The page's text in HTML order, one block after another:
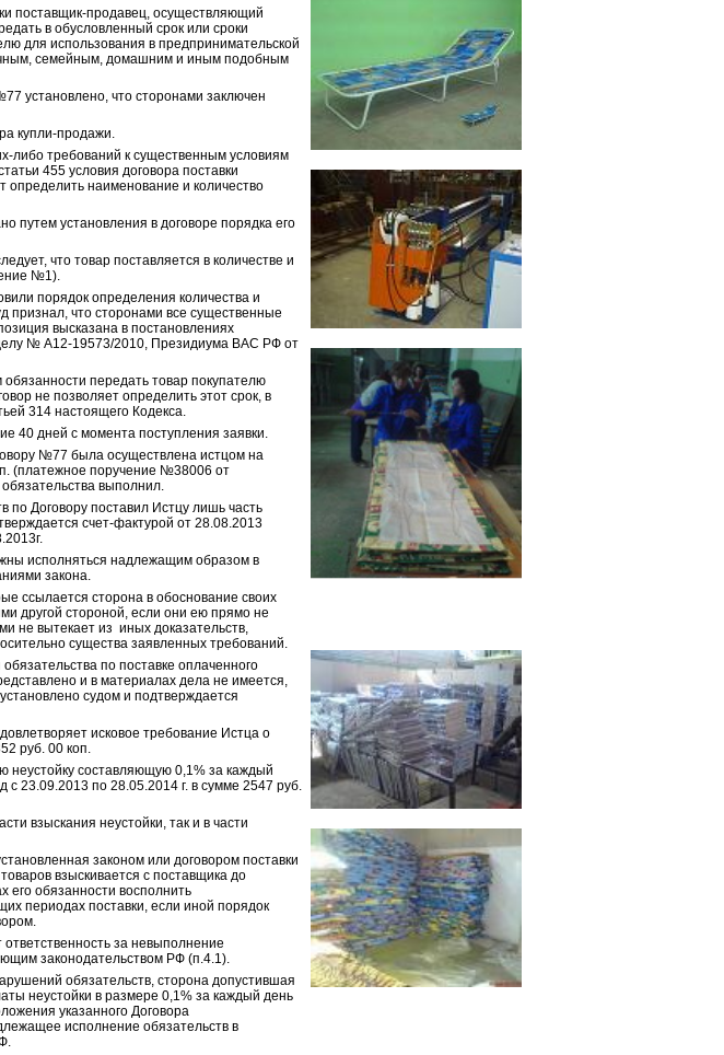
поставщик-продавец, осуществляющий
в обусловленный срок или сроки
для использования в предпринимательской
семейным, домашним и иным подобным
установлено, что сторонами заключен
купли-продажи.
либо требований к существенным условиям
455 условия договора поставки
определить наименование и количество
путем установления в договоре порядка его
что товар поставляется в количестве и
№1).
порядок определения количества и
признал, что сторонами все существенные
высказана в постановлениях
№ А12-19573/2010, Президиума ВАС РФ от
передать товар покупателю
не позволяет определить этот срок, в
314 настоящего Кодекса.
40 дней с момента поступления заявки.
№77 была осуществлена истцом на
(платежное поручение №38006 от
выполнил.
по Договору поставил Истцу лишь часть
счет-фактурой от 28.08.2013
исполняться надлежащим образом в
закона.
ссылается сторона в обоснование своих
другой стороной, если они ею прямо не
не вытекает из иных доказательств,
существа заявленных требований.
по поставке оплаченного
и в материалах дела не имеется,
судом и подтверждается
исковое требование Истца о
руб. 00 коп.
неустойку составляющую 0,1% за каждый
с 23.09.2013 по 28.05.2014 г. в сумме 2547 руб.
взыскания неустойки, так и в части
законом или договором поставки
взыскивается с поставщика до
его обязанности восполнить
периодах поставки, если иной порядок
за невыполнение
законодательством РФ (п.4.1).
обязательств, сторона допустившая
неустойки в размере 0,1% за каждый день
указанного Договора
исполнение обязательств в